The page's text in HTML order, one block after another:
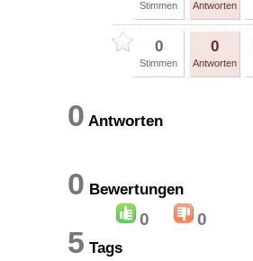
Stimmen Antworten
0
Stimmen
0
Antworten
0 Antworten
0 Bewertungen
0 0
5 Tags